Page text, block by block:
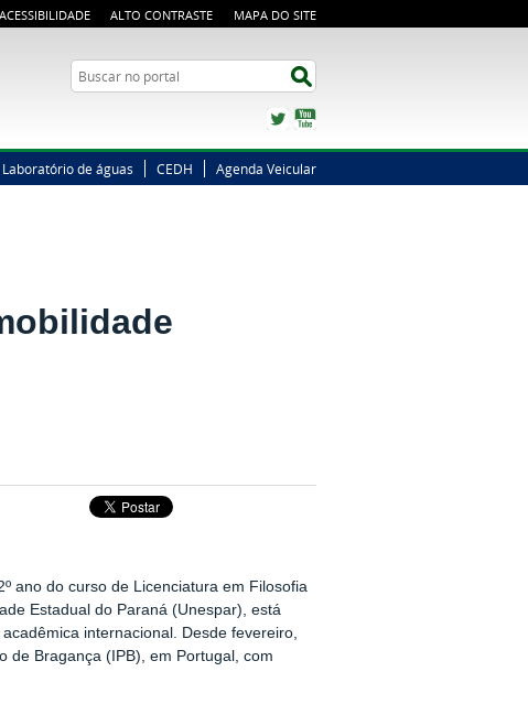
ACESSIBILIDADE ALTO CONTRASTE MAPA DO SITE
Busca
Twitter
Laboratório de águas CEDH Agenda Veicular
ano do curso de Licenciatura em Filosofia
Estadual do Paraná (Unespar), está
internacional. Desde fevereiro,
de Bragança (IPB), em Portugal, com